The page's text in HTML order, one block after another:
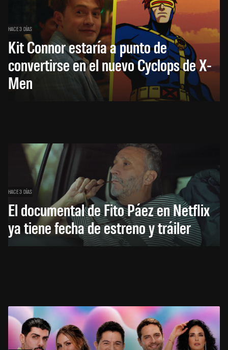
HACE 3 DÍAS
Kit Connor estaría a punto de
convertirse en el nuevo Cyclops de X-
Men
HACE 3 DÍAS
El documental de Fito Páez en Netflix
ya tiene fecha de estreno y tráiler